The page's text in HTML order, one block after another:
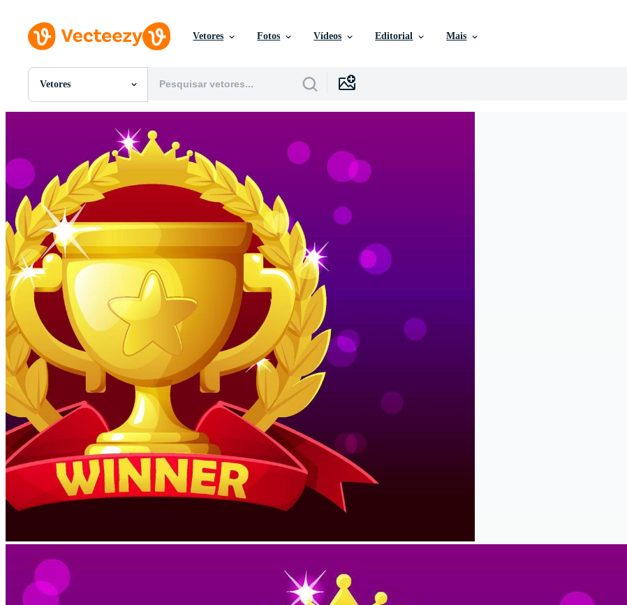
Vetores Fotos Vídeos Editorial Mais
Vetores
Todas Imagens
SVGs
Modelos
Vetores
Videos
Motion graphics
Imagens Editoriais
Eventos Editoriais